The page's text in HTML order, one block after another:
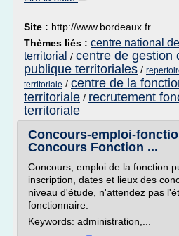
Site : http://www.bordeaux.fr
Thèmes liés : centre national
territorial / centre de gestion
publique territoriales /
territoriale / centre de la
territoriale / recrutement
territoriale
Concours-emploi-
Concours Fonction ...
Concours, emploi de la fonction
inscription, dates et lieux des
niveau d'étude, n'attendez pas
fonctionnaire.
Keywords: administration,...